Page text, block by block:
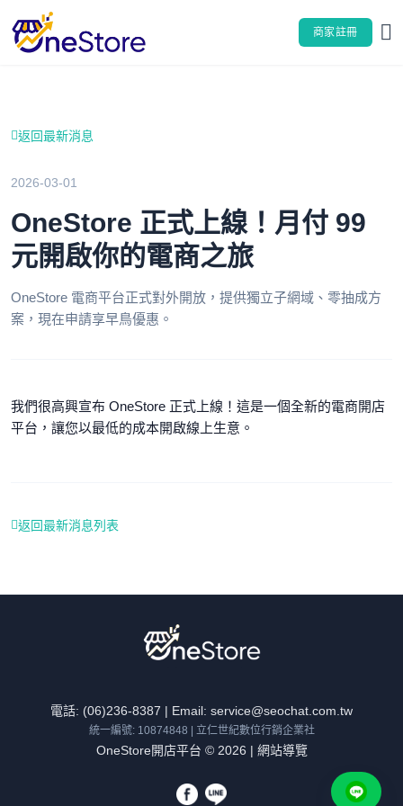
商家註冊
返回最新消息
2026-03-01
OneStore 正式上線！月付 99
元開啟你的電商之旅
OneStore 電商平台正式對外開放，提供獨立子網域、零抽成方
案，現在申請享早鳥優惠。
我們很高興宣布 OneStore 正式上線！這是一個全新的電商開店
平台，讓您以最低的成本開啟線上生意。
返回最新消息列表
電話: (06)236-8387 | Email: service@seochat.com.tw
統一編號: 10874848 | 立仁世紀數位行銷企業社
OneStore開店平台 © 2026 | 網站導覽